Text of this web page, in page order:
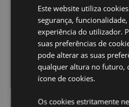
contacte a nossa equipa de
License Territories: Ilhas
Áustria, Azerbaijão, Açores
(Espanha), Bielorrússia,
Herzegovina, Bulgária, Ilhas
Ceuta e Melilha, Chile,
Chipre, República Tcheca,
Finlândia (Continental),
Francesa, Geórgia,
(Cidade do Vaticano),
Este website utiliza
segurança,
experiência do utilizador.
suas preferências de
pode alterar as suas
qualquer altura no futuro,
ícone de cookies.
Os cookies estritamente